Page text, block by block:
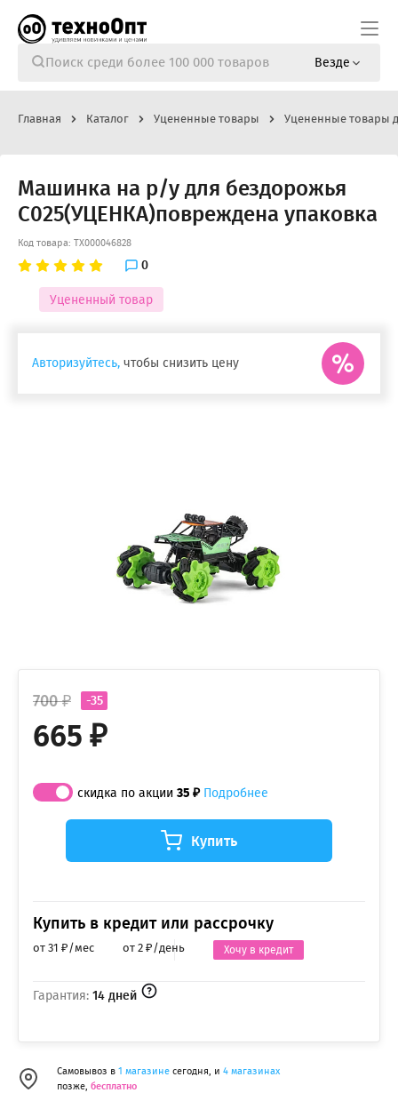
Везде
Главная Каталог Уцененные товары Уцененные товары
Машинка на р/у для бездорожья
C025(УЦЕНКА)повреждена упаковка
Код товара: ТХ000046828
0
Уцененный товар
Авторизуйтесь, чтобы снизить цену
-35
700 ₽
665 ₽
Гарантия: 14 дней
скидка по акции 35 ₽ Подробнее
Купить
Купить в кредит или рассрочку
от 31 ₽/мес от 2 ₽/день Хочу в кредит
Самовывоз в 1 магазине сегодня, и 4 магазинах
позже, бесплатно